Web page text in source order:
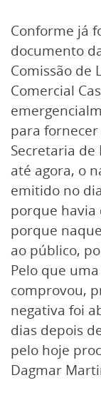
Conforme já
documento
Comissão de
Comercial
para
Secretaria de
até agora, o
emitido no
porque
porque
ao público,
Pelo que
comprovou,
negativa foi
dias depois
pelo hoje
Dagmar